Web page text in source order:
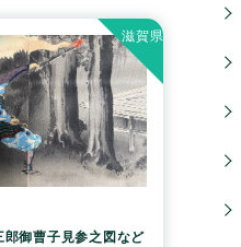
郎御曹子見参之図など
滋賀県